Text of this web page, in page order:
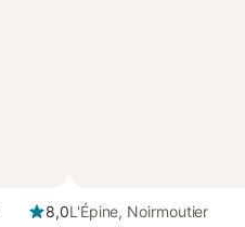
8,0L'Épine, Noirmoutier